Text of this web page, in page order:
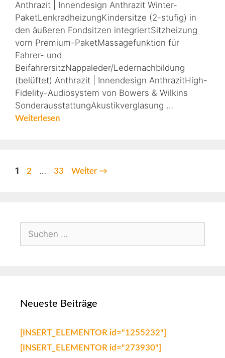
Anthrazit | Innendesign Anthrazit Winter-
PaketLenkradheizungKindersitze (2-stufig) in
den äußeren Fondsitzen integriertSitzheizung
vorn Premium-PaketMassagefunktion für
Fahrer- und
BeifahrersitzNappaleder/Ledernachbildung
(belüftet) Anthrazit | Innendesign AnthrazitHigh-
Fidelity-Audiosystem von Bowers & Wilkins
SonderausstattungAkustikverglasung …
Weiterlesen
1 2 … 33 Weiter →
Neueste Beiträge
[INSERT_ELEMENTOR id="1255232"]
[INSERT_ELEMENTOR id="273930"]